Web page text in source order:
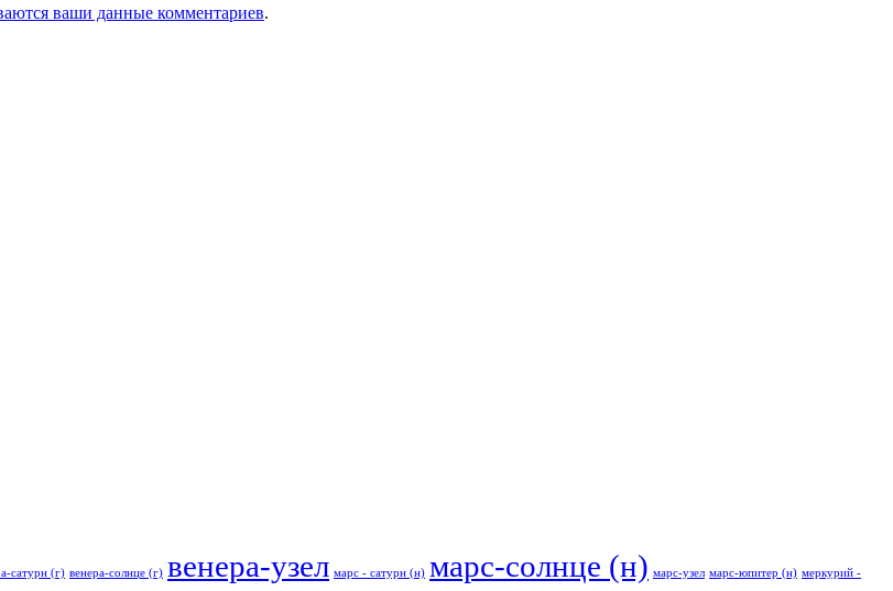
ваши данные комментариев.
сатурн (г) венера-солнце (г) венера-узел марс - сатурн (н) марс-солнце (н) марс-узел марс-юпитер (н) меркурий -